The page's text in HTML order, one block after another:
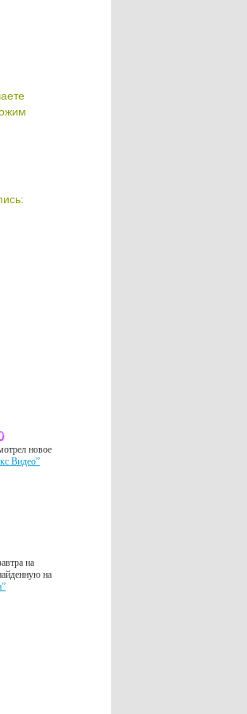
новое
Видео”
на
на